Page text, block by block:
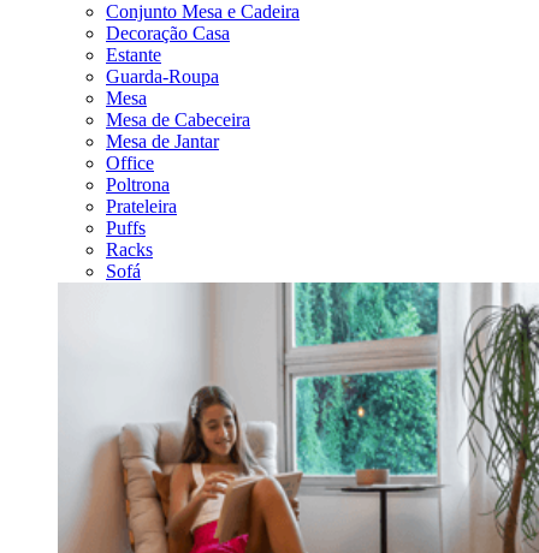
Conjunto Mesa e Cadeira
Decoração Casa
Estante
Guarda-Roupa
Mesa
Mesa de Cabeceira
Mesa de Jantar
Office
Poltrona
Prateleira
Puffs
Racks
Sofá